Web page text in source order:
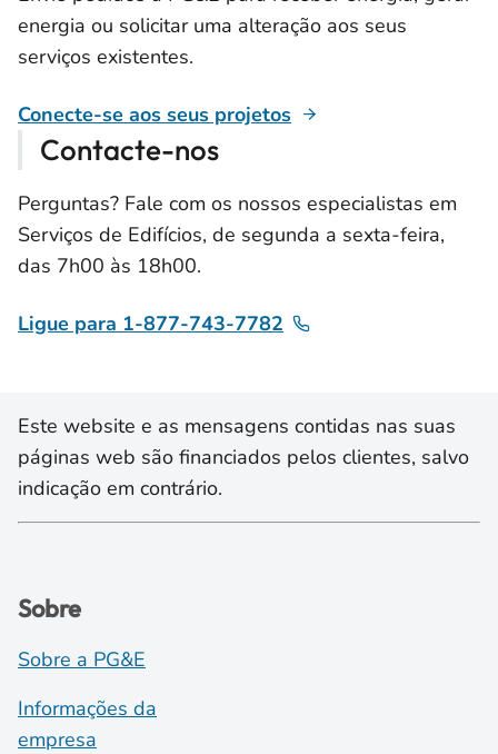
energia ou solicitar uma alteração aos seus
serviços existentes.
Conecte-se aos seus projetos
Contacte-nos
Perguntas? Fale com os nossos especialistas em
Serviços de Edifícios, de segunda a sexta-feira,
das 7h00 às 18h00.
Ligue para 1-877-743-7782
Este website e as mensagens contidas nas suas
páginas web são financiados pelos clientes, salvo
indicação em contrário.
Sobre
Sobre a PG&E
Informações da
empresa